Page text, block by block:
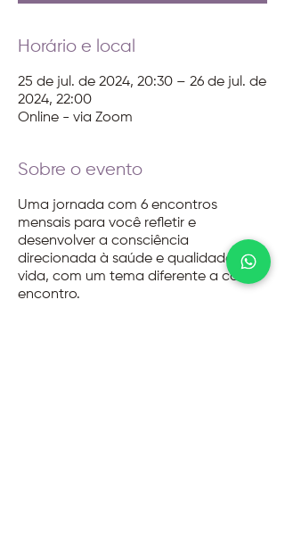
Horário e local
25 de jul. de 2024, 20:30 – 26 de jul. de
2024, 22:00
Online - via Zoom
Sobre o evento
Uma jornada com 6 encontros
mensais para você refletir e
desenvolver a consciência
direcionada à saúde e qualidade de
vida, com um tema diferente a cada
encontro.